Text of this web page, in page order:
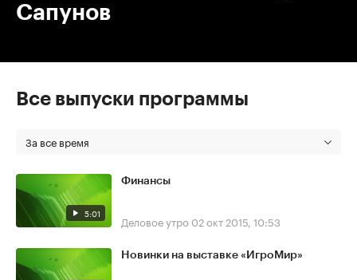
Сапунов
Все выпуски программы
За все время
5:01
Финансы
Деловое утро 02 окт 2015, 10:53
Новинки на выставке «ИгроМир»